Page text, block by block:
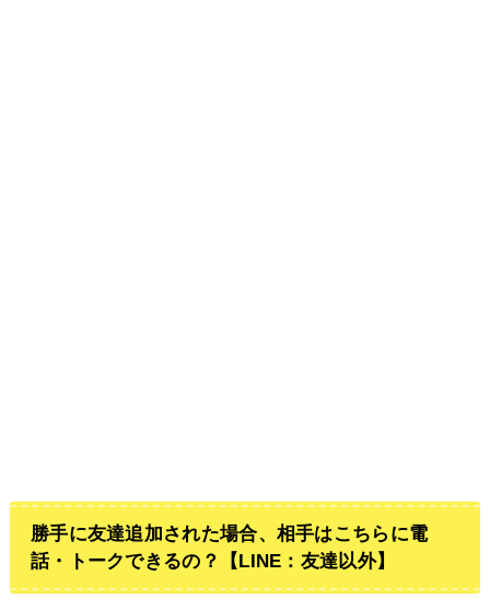
勝手に友達追加された場合、相手はこちらに電
話・トークできるの？【LINE：友達以外】